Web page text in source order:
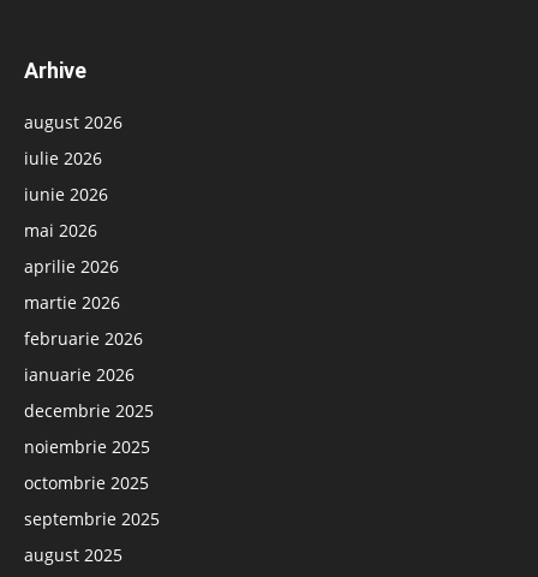
Arhive
august 2026
iulie 2026
iunie 2026
mai 2026
aprilie 2026
martie 2026
februarie 2026
ianuarie 2026
decembrie 2025
noiembrie 2025
octombrie 2025
septembrie 2025
august 2025